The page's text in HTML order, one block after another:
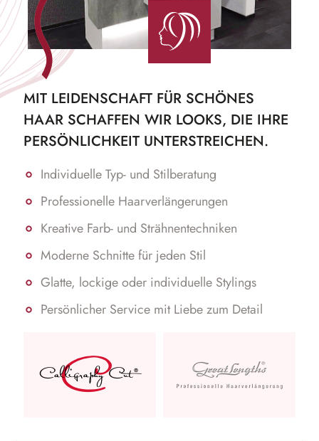
MIT LEIDENSCHAFT FÜR SCHÖNES
HAAR SCHAFFEN WIR LOOKS, DIE IHRE
PERSÖNLICHKEIT UNTERSTREICHEN.
Individuelle Typ- und Stilberatung
Professionelle Haarverlängerungen
Kreative Farb- und Strähnentechniken
Moderne Schnitte für jeden Stil
Glatte, lockige oder individuelle Stylings
Persönlicher Service mit Liebe zum Detail